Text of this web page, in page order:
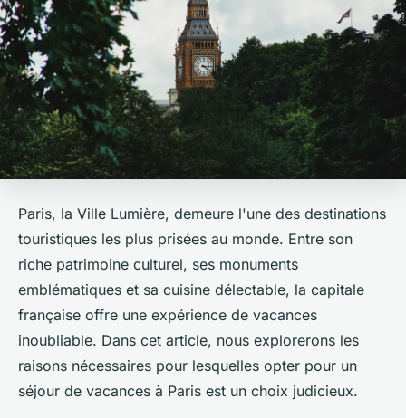
Paris, la Ville Lumière, demeure l'une des destinations
touristiques les plus prisées au monde. Entre son
riche patrimoine culturel, ses monuments
emblématiques et sa cuisine délectable, la capitale
française offre une expérience de vacances
inoubliable. Dans cet article, nous explorerons les
raisons nécessaires pour lesquelles opter pour un
séjour de vacances à Paris est un choix judicieux.